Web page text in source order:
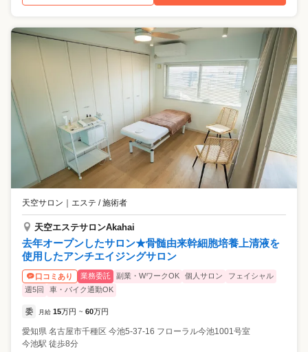
天空サロン ｜ エステ / 施術者
天空エステサロンAkahai
去年オープンしたサロン★骨髄由来幹細胞培養上清液を
使用したアンチエイジングサロン
口コミあり 業務委託 副業・WワークOK 個人サロン
フェイシャル
週5回
車・バイク通勤OK
委 月給 15万円 ~ 60万円
愛知県 名古屋市千種区 今池5-37-16 フローラル今池1001号室
今池駅 徒歩8分